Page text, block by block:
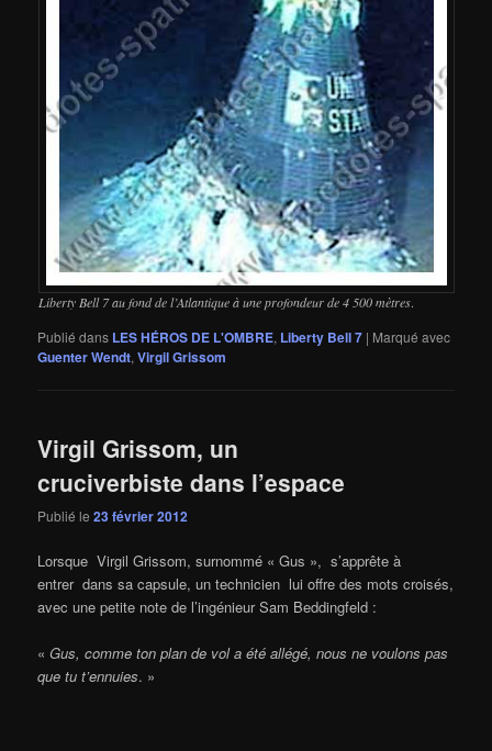
Liberty Bell 7 au fond de l’Atlantique à une profondeur de 4 500 mètres.
Publié dans LES HÉROS DE L'OMBRE, Liberty Bell 7 | Marqué avec
Guenter Wendt,Virgil Grissom
Virgil Grissom, un
cruciverbiste dans l’espace
Publié le23 février 2012
Lorsque Virgil Grissom, surnommé « Gus », s’apprête à
entrer dans sa capsule, un technicien lui offre des mots croisés,
avec une petite note de l’ingénieur Sam Beddingfeld :
«Gus, comme ton plan de vol a été allégé, nous ne voulons pas
que tu t’ennuies. »